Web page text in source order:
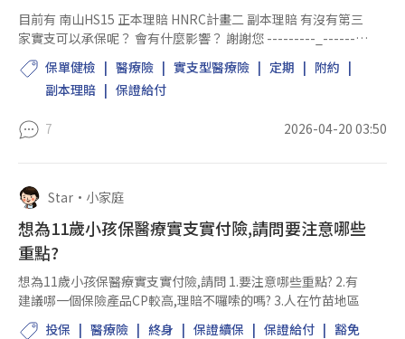
目前有 南山HS15 正本理賠 HNRC計畫二 副本理賠 有沒有第三
家實支可以承保呢？ 會有什麼影響？ 謝謝您 ---------_-------
_-------_-------- 所以會建議全球+自負額？ 還是新光買實支
呢？ 保單健檢 醫療險 實支型醫療險 定期
附約
副本理賠
保證給付
7 2026-04-20 03:50
Star • 小家庭
想為11歲小孩保醫療實支實付險,請問要注意哪些
重點?
想為11歲小孩保醫療實支實付險,請問 1.要注意哪些重點? 2.有
建議哪一個保險產品CP較高,理賠不囉嗦的嗎? 3.人在竹苗地區
投保
醫療險 終身 保證續保 保證給付
豁免